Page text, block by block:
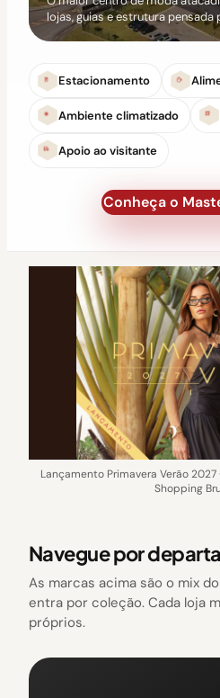
lojas, guias e estrutura pensada
Estacionamento
Ambiente climatizado
Apoio ao visitante
Conheça o
Lançamento Primavera Verão 2027
Shopping
Navegue por
As marcas acima são o mix
entra por coleção. Cada loja
próprios.